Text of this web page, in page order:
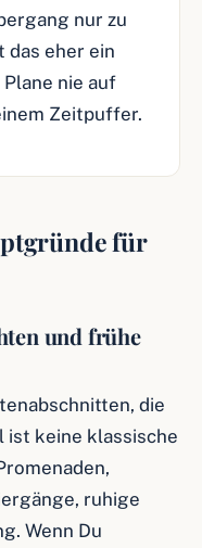
nur zu
das eher ein
nie auf
Zeitpuffer.
für
und frühe
die
ist keine klassische
ruhige
Wenn Du